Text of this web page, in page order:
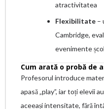
atractivitatea
Flexibilitate –
Cambridge,
evenimente
Cum arată o probă de
Profesorul introduce
apasă „play”, iar toți elevii
aceeași intensitate, fără